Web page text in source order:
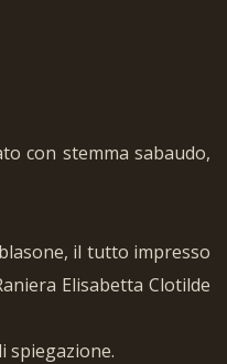
con stemma sabaudo,
il tutto impresso
Elisabetta Clotilde
spiegazione.